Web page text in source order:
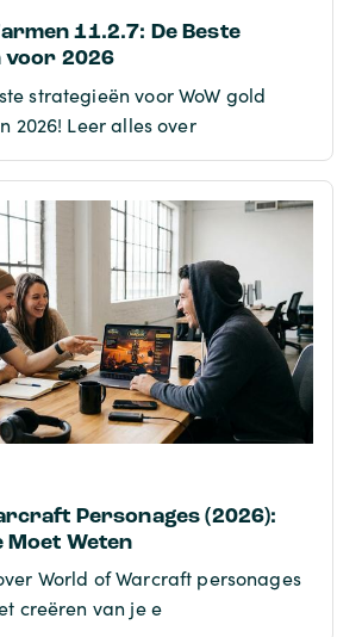
11.2.7: De Beste
voor 2026
strategieën voor WoW gold
2026! Leer alles over
Personages (2026):
Moet Weten
World of Warcraft personages
creëren van je e